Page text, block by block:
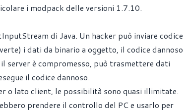
i modpack delle versioni 1.7.10.
di Java. Un hacker può inviare codice
i dati da binario a oggetto, il codice dannoso
server è compromesso, può trasmettere dati
il codice dannoso.
o lato client, le possibilità sono quasi illimitate.
prendere il controllo del PC e usarlo per